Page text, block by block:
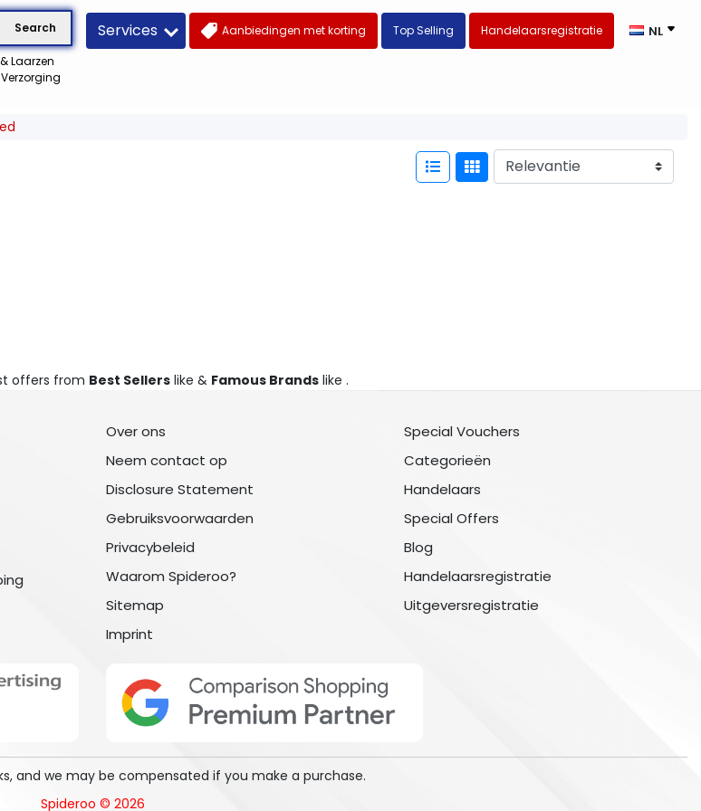
Search
Laarzen
Services Aanbiedingen met korting Top Selling Handelaarsregistratie NL
offers from Best Sellers like & Famous Brands like .
Over ons
Neem contact op
Disclosure Statement
Gebruiksvoorwaarden
Privacybeleid
Waarom Spideroo?
Sitemap
Imprint
Special Vouchers
Categorieën
Handelaars
Special Offers
Blog
Handelaarsregistratie
Uitgeversregistratie
and we may be compensated if you make a purchase.
Spideroo © 2026